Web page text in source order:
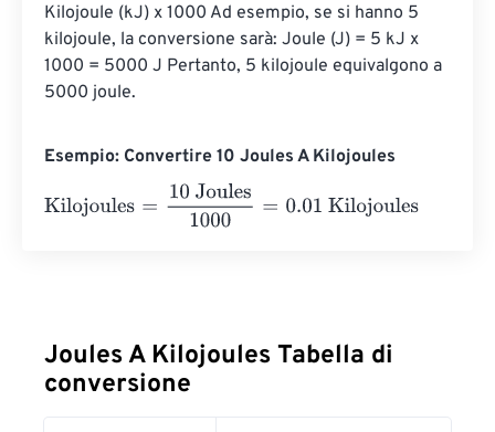
Kilojoule (kJ) x 1000 Ad esempio, se si hanno 5
kilojoule, la conversione sarà: Joule (J) = 5 kJ x
1000 = 5000 J Pertanto, 5 kilojoule equivalgono a
5000 joule.
Esempio: Convertire 10 Joules A Kilojoules
Kilojoules
10 Joules1000= 0.01 Kilojoules
Joules A Kilojoules Tabella di
conversione